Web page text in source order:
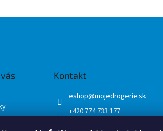
Kontakt
eshop@mojedrogerie.sk
+420 774 733 177